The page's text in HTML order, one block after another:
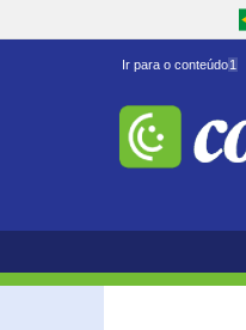
Ir para o conteúdo1